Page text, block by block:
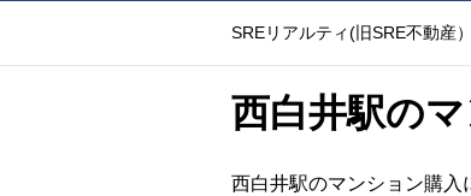
SREリアルティ(旧SRE不動産）
西白井駅の
西白井駅のマンション購入